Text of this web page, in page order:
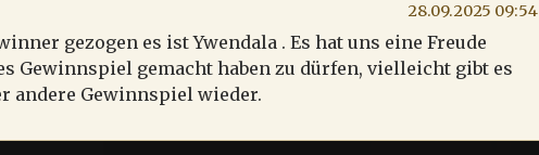
28.09.2025 09:54
gezogen es ist Ywendala . Es hat uns eine Freude
Gewinnspiel gemacht haben zu dürfen, vielleicht gibt es
andere Gewinnspiel wieder.